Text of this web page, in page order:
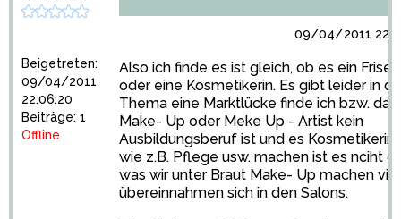
Beigetreten:
09/04/2011
22:06:20
Beiträge: 1
Offline
09/04/2011
Also ich finde es ist gleich, ob es ein
oder eine Kosmetikerin. Es gibt leider in
Thema eine Marktlücke finde ich bzw. da
Make- Up oder Meke Up - Artist kein
Ausbildungsberuf ist und es
wie z.B. Pflege usw. machen ist es nciht
was wir unter Braut Make- Up machen
übereinnahmen sich in den Salons.